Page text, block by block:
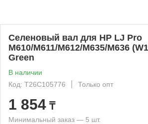
Селеновый вал для HP LJ Pro
М610/M611/M612/M635/M636
Green
В наличии
Код: T26C105776
Только опт
1 854 ₸
Минимальный заказ — 5 шт.